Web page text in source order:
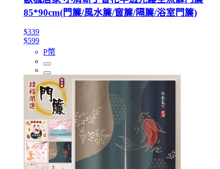
85*90cm(門簾/風水簾/窗簾/隔簾/浴室門簾)
$339
$599
P幣